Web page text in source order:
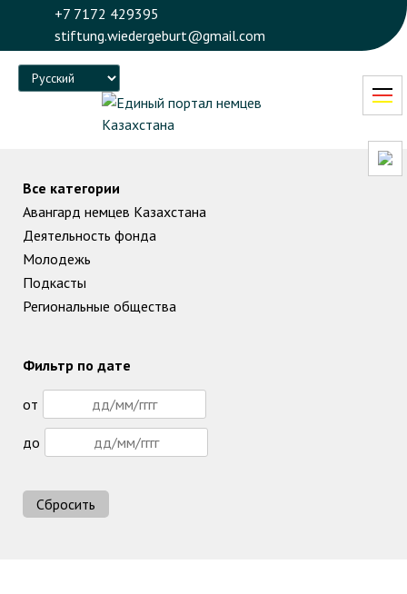
+7 7172 429395
stiftung.wiedergeburt@gmail.com
Language
Все категории
Авангард немцев Казахстана
Деятельность фонда
Молодежь
Подкасты
Региональные общества
Фильтр по дате
от
до
Сбросить